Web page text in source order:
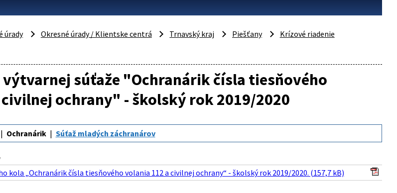
úrady Okresné úrady / Klientske centrá Trnavský kraj Piešťany
Krízové riadenie
výtvarnej súťaže "Ochranárik čísla tiesňového
ochrany" - školský rok 2019/2020
Ochranárik Súťaž mladých záchranárov
kola „Ochranárik čísla tiesňového volania 112 a civilnej ochrany“ - školský rok 2019/2020. (157,7 kB)